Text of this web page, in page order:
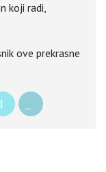
koji radi,
ove prekrasne